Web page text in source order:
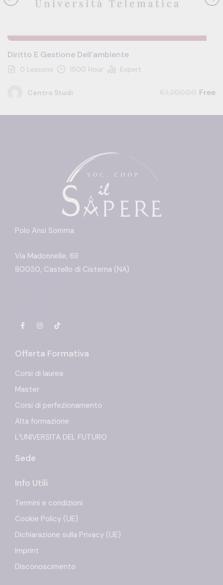
Diritto E Gestione Dell’ambiente
0 Lessons 1500 Hour Expert
Centro Studi Free
Polo Ansi Somma
Via Madonnelle, 69
80030, Castello di Cisterna (NA)
Offerta Formativa
Corsi di laurea
Master
Corsi di perfezionamento
Alta formazione
L’UNIVERSITA DEL FUTURO
Sede
Info Utili
Termini e condizioni
Cookie Policy (UE)
Dichiarazione sulla Privacy (UE)
Imprint
Disconoscimento